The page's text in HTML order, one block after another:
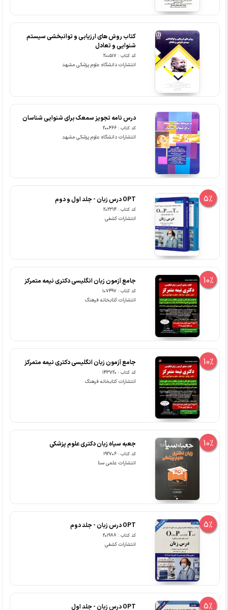
کتاب روش های ارزیابی و توانبخشی سیستم
شنوایی و تعادل
کد کتاب : 200517
انتشارات دانشگاه علوم پزشکی مشهد
درس نامه تجویز سمعک برای شنوایی شناسان
کد کتاب : 200466
انتشارات دانشگاه علوم پزشکی مشهد
5% OPT درس زبان - جلد اول و دوم
کد کتاب : 202314
انتشارات کشفی
10% جامع آزمون زبان انگلیسی دکتری نیمه متمرکز
کد کتاب : 107497
انتشارات کتابخانه فرهنگ
10% جامع آزمون زبان انگلیسی دکتری نیمه متمرکز
کد کتاب : 143720
انتشارات کتابخانه فرهنگ
10% جعبه سیاه زبان دکتری علوم پزشکی
کد کتاب : 192706
انتشارات علمی سنا
5% OPT درس زبان - جلد دوم
کد کتاب : 201988
انتشارات کشفی
5% OPT درس زبان - جلد اول